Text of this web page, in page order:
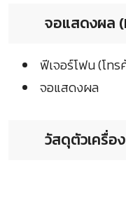
จอแสดงผล
ฟีเจอร์โฟน (โท
จอแสดงผล
วัสดุตัวเครื่อ